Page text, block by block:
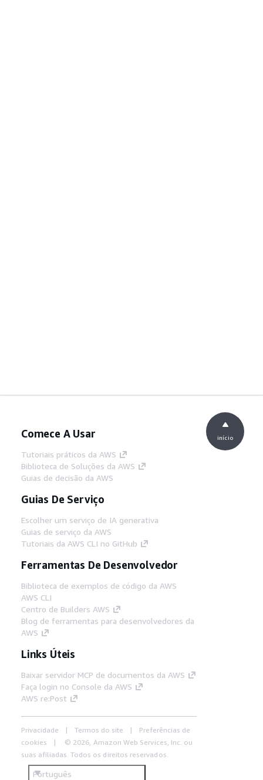
Comece A Usar
Tutoriais práticos da AWS
Biblioteca de Soluções da AWS
Guias de decisão da AWS
Guias De Serviço
Escolher um serviço de IA generativa
Guias de serviço da AWS
Tutoriais da AWS CLI no GitHub
Ferramentas De Desenvolvedor
Biblioteca de exemplos de código da AWS
AWS CLI
Centro de Builders AWS
Blog de ferramentas para desenvolvedores da
AWS
Links Úteis
Baixar servidor MCP de documentos da AWS
Faça login no Console da AWS
AWS re:Post
Privacidade Termos do site
Preferências de
cookies
© 2026, Amazon Web Services, Inc. ou
suas afiliadas. Todos os direitos reservados.
Português
início